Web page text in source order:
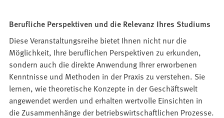
Berufliche Perspektiven und die Relevanz Ihres Studiums
Diese Veranstaltungsreihe bietet Ihnen nicht nur die
Möglichkeit, Ihre beruflichen Perspektiven zu erkunden,
sondern auch die direkte Anwendung Ihrer erworbenen
Kenntnisse und Methoden in der Praxis zu verstehen. Sie
lernen, wie theoretische Konzepte in der Geschäftswelt
angewendet werden und erhalten wertvolle Einsichten in
die Zusammenhänge der betriebswirtschaftlichen Prozesse.